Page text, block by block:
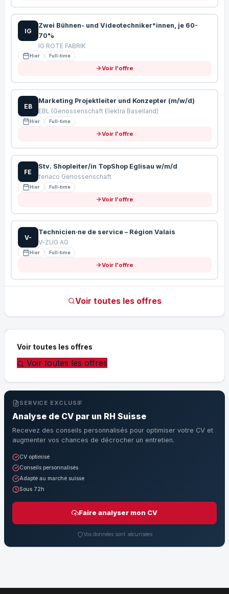
IG
Zwei Bühnen- und Videotechniker*innen, je 60-
70%
IG ROTE FABRIK
Hier Full-time
Voir l'offre
EB
Marketing Projektleiter und Konzepter (m/w/d)
EBL (Genossenschaft Elektra Baselland)
Hier Full-time
Voir l'offre
FE
Stv. Shopleiter/in TopShop Eglisau w/m/d
fenaco Genossenschaft
Hier Full-time
Voir l'offre
V-
Technicien·ne de service – Région Valais
V-ZUG AG
Hier Full-time
Voir l'offre
Voir toutes les offres
Voir toutes les offres
Voir toutes les offres
SERVICE EXCLUSIF
Analyse de CV par un RH Suisse
Recevez des conseils personnalisés pour optimiser votre CV et
augmenter vos chances de décrocher un entretien.
CV optimisé
Conseils personnalisés
Adapté au marché suisse
Sous 72h
Faire analyser mon CV
Vos données sont sécurisées